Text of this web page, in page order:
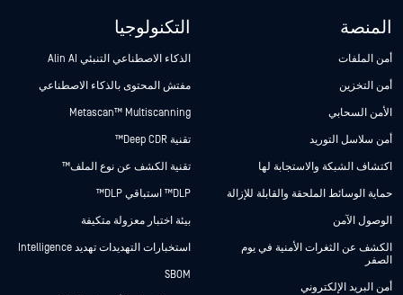
المنصة
أمن الملفات
أمن التخزين
الأمن السحابي
أمن سلاسل التوريد
اكتشاف الشبكة والاستجابة لها
حماية الوسائط الملحقة والقابلة للإزالة
الوصول الآمن
الكشف عن الثغرات الأمنية في يوم
الصفر
أمن البريد الإلكتروني
التكنولوجيا
الذكاء الاصطناعي التنبئي Alin AI
مفتش المحتوى بالذكاء الاصطناعي
Metascan™ Multiscanning
تقنية Deep CDR™
تقنية الكشف عن نوع الملف™
DLP™ استباقي DLP™
بيئة اختبار معزولة متكيفة
استخبارات التهديدات تهديد Intelligence
SBOM